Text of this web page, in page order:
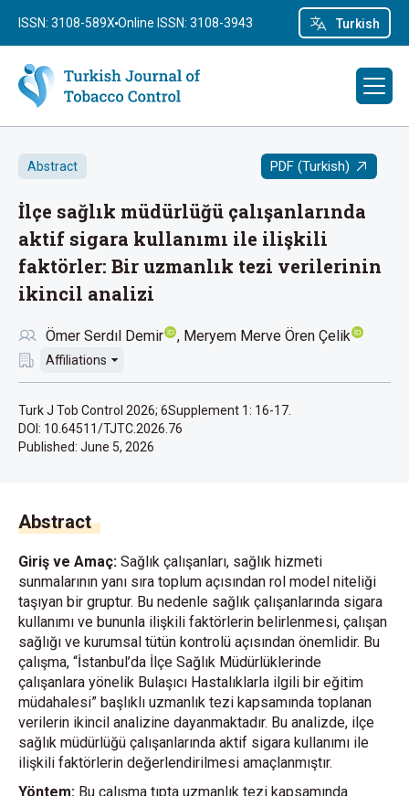
Turkish
ISSN: 3108-589X Online ISSN: 3108-3943
Abstract PDF (Turkish)
İlçe sağlık müdürlüğü çalışanlarında
aktif sigara kullanımı ile ilişkili
faktörler: Bir uzmanlık tezi verilerinin
ikincil analizi
Ömer Serdıl Demir Meryem Merve Ören Çelik
Affiliations
Turk J Tob Control 2026; 6Supplement 1: 16-17.
DOI: 10.64511/TJTC.2026.76
Published: June 5, 2026
Abstract
Giriş ve Amaç: Sağlık çalışanları, sağlık hizmeti
sunmalarının yanı sıra toplum açısından rol model niteliği
taşıyan bir gruptur. Bu nedenle sağlık çalışanlarında sigara
kullanımı ve bununla ilişkili faktörlerin belirlenmesi, çalışan
sağlığı ve kurumsal tütün kontrolü açısından önemlidir. Bu
çalışma, “İstanbul’da İlçe Sağlık Müdürlüklerinde
çalışanlara yönelik Bulaşıcı Hastalıklarla ilgili bir eğitim
müdahalesi” başlıklı uzmanlık tezi kapsamında toplanan
verilerin ikincil analizine dayanmaktadır. Bu analizde, ilçe
sağlık müdürlüğü çalışanlarında aktif sigara kullanımı ile
ilişkili faktörlerin değerlendirilmesi amaçlanmıştır.
Yöntem: Bu çalışma tıpta uzmanlık tezi kapsamında